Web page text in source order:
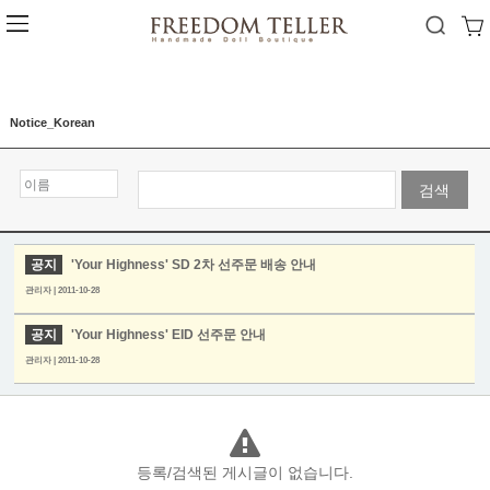
Notice_Korean
검색
공지 'Your Highness' SD 2차 선주문 배송 안내
관리자 | 2011-10-28
공지 'Your Highness' EID 선주문 안내
관리자 | 2011-10-28
등록/검색된 게시글이 없습니다.